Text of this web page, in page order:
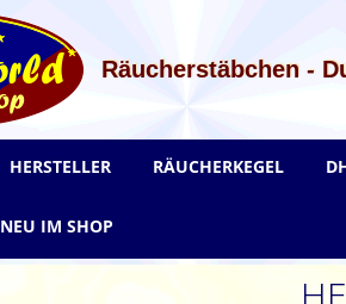
Räucherstäbchen -
HERSTELLER RÄUCHERKEGEL
NEU IM SHOP